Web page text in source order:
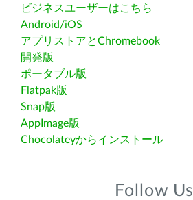
ビジネスユーザーはこちら
Android/iOS
アプリストアとChromebook
開発版
ポータブル版
Flatpak版
Snap版
AppImage版
Chocolateyからインストール
Follow Us